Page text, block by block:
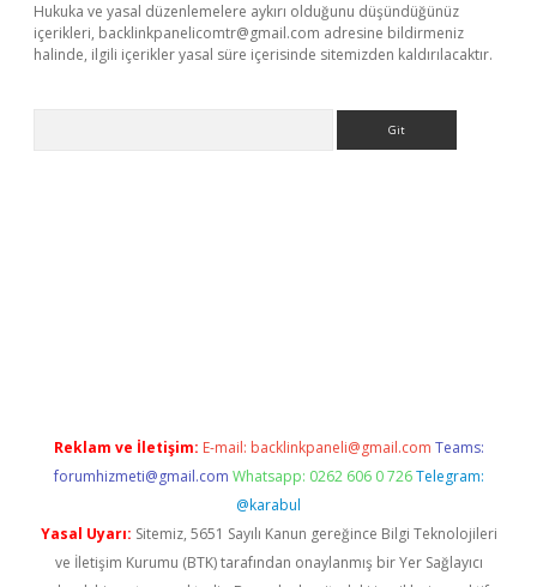
Hukuka ve yasal düzenlemelere aykırı olduğunu düşündüğünüz
içerikleri, backlinkpanelicomtr@gmail.com adresine bildirmeniz
halinde, ilgili içerikler yasal süre içerisinde sitemizden kaldırılacaktır.
Reklam ve İletişim: E-mail: backlinkpaneli@gmail.com Teams:
forumhizmeti@gmail.com Whatsapp: 0262 606 0 726 Telegram:
@karabul
Yasal Uyarı: Sitemiz, 5651 Sayılı Kanun gereğince Bilgi Teknolojileri
ve İletişim Kurumu (BTK) tarafından onaylanmış bir Yer Sağlayıcı